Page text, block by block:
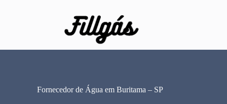
Fornecedor de Água em Buritama – SP